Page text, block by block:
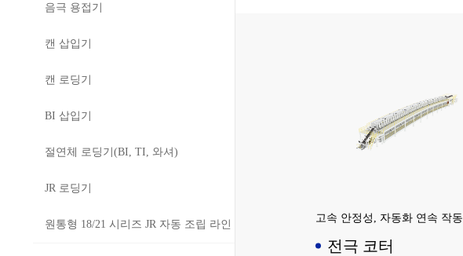
음극 용접기
캔 삽입기
캔 로딩기
BI 삽입기
절연체 로딩기(BI, TI, 와셔)
JR 로딩기
원통형 18/21 시리즈 JR 자동 조립 라인
고속 안정성, 자동화 연속 작동
전극 코터